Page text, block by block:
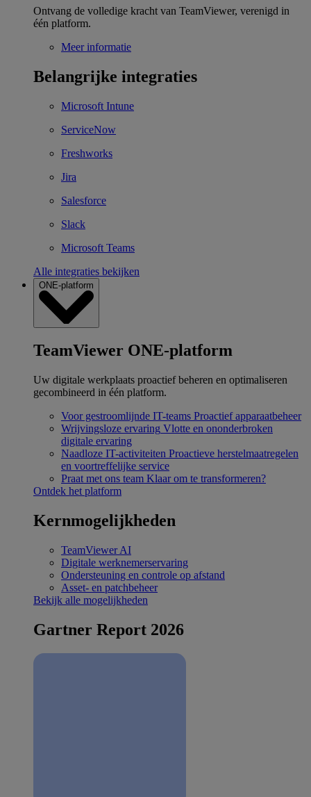
Ontvang de volledige kracht van TeamViewer, verenigd in
één platform.
Meer informatie
Belangrijke integraties
Microsoft Intune
ServiceNow
Freshworks
Jira
Salesforce
Slack
Microsoft Teams
Alle integraties bekijken
ONE-platform
TeamViewer ONE-platform
Uw digitale werkplaats proactief beheren en optimaliseren
gecombineerd in één platform.
Voor gestroomlijnde IT-teams Proactief apparaatbeheer
Wrijvingsloze ervaring Vlotte en ononderbroken
digitale ervaring
Naadloze IT-activiteiten Proactieve herstelmaatregelen
en voortreffelijke service
Praat met ons team Klaar om te transformeren?
Ontdek het platform
Kernmogelijkheden
TeamViewer AI
Digitale werknemerservaring
Ondersteuning en controle op afstand
Asset- en patchbeheer
Bekijk alle mogelijkheden
Gartner Report 2026